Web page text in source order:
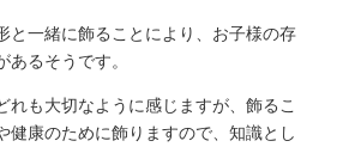
と一緒に飾ることにより、お子様の存
るそうです。
れも大切なように感じますが、飾るこ
健康のために飾りますので、知識とし